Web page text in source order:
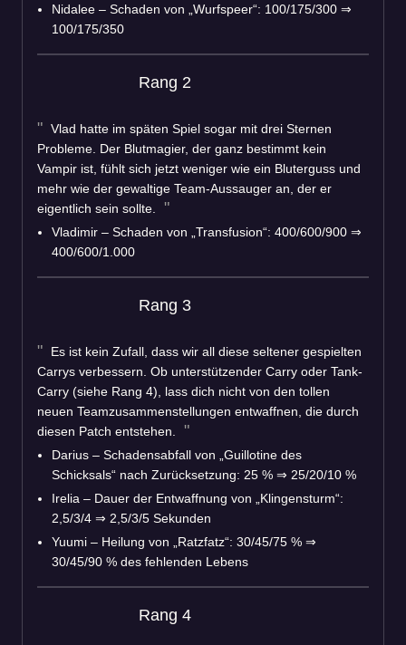
Nidalee – Schaden von „Wurfspeer“: 100/175/300 ⇒
100/175/350
Rang 2
Vlad hatte im späten Spiel sogar mit drei Sternen
Probleme. Der Blutmagier, der ganz bestimmt kein
Vampir ist, fühlt sich jetzt weniger wie ein Bluterguss und
mehr wie der gewaltige Team-Aussauger an, der er
eigentlich sein sollte.
Vladimir – Schaden von „Transfusion“: 400/600/900 ⇒
400/600/1.000
Rang 3
Es ist kein Zufall, dass wir all diese seltener gespielten
Carrys verbessern. Ob unterstützender Carry oder Tank-
Carry (siehe Rang 4), lass dich nicht von den tollen
neuen Teamzusammenstellungen entwaffnen, die durch
diesen Patch entstehen.
Darius – Schadensabfall von „Guillotine des
Schicksals“ nach Zurücksetzung: 25 % ⇒ 25/20/10 %
Irelia – Dauer der Entwaffnung von „Klingensturm“:
2,5/3/4 ⇒ 2,5/3/5 Sekunden
Yuumi – Heilung von „Ratzfatz“: 30/45/75 % ⇒
30/45/90 % des fehlenden Lebens
Rang 4